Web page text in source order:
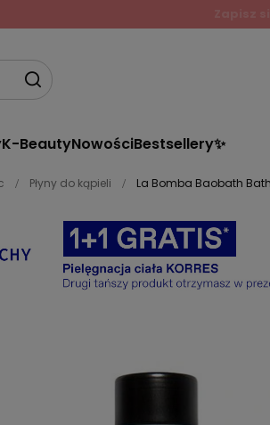
K-BeautyNowościBestsellery✨
Płyny do kąpieli La Bomba Baobath